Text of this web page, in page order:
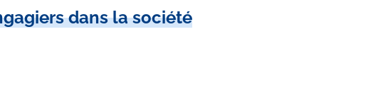
dans la société